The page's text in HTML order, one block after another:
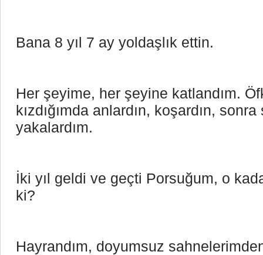
Bana 8 yıl 7 ay yoldaşlık ettin.
Her şeyime, her şeyine katlandım.
kızdığımda anlardın, koşardın,
yakalardım.
İki yıl geldi ve geçti Porsuğum, o
ki?
Hayrandım, doyumsuz